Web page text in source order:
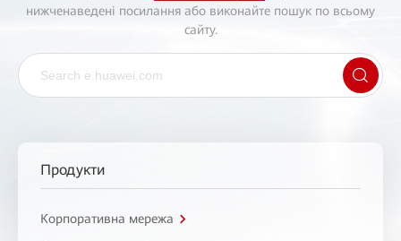
нижченаведені посилання або виконайте пошук по всьому
сайту.
Продукти
Корпоративна мережа